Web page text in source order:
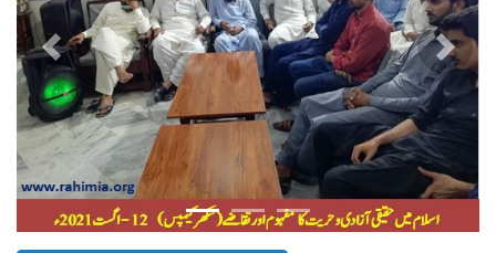
Previous Next